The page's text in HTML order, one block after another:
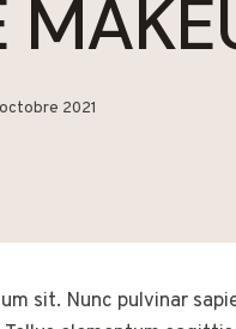
2021
sit. Nunc pulvinar